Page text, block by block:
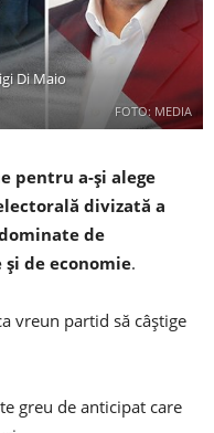
FOTO: MEDIA
Di Maio
pentru a-și alege
divizată a
de
de economie.
vreun partid să câștige
greu de anticipat care